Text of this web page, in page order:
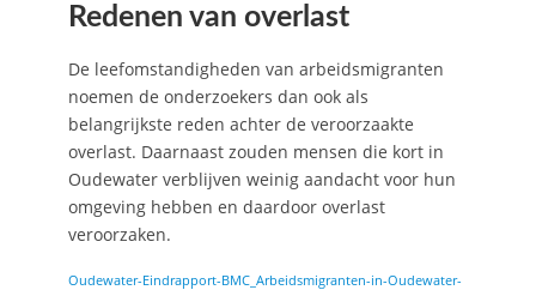
Redenen van overlast
De leefomstandigheden van arbeidsmigranten
noemen de onderzoekers dan ook als
belangrijkste reden achter de veroorzaakte
overlast. Daarnaast zouden mensen die kort in
Oudewater verblijven weinig aandacht voor hun
omgeving hebben en daardoor overlast
veroorzaken.
Oudewater-Eindrapport-BMC_Arbeidsmigranten-in-Oudewater-